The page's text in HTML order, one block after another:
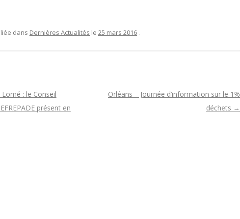
dans Dernières Actualités le 25 mars 2016 .
: le Conseil
présent en
Orléans – Journée d’information sur le 1%
déchets →